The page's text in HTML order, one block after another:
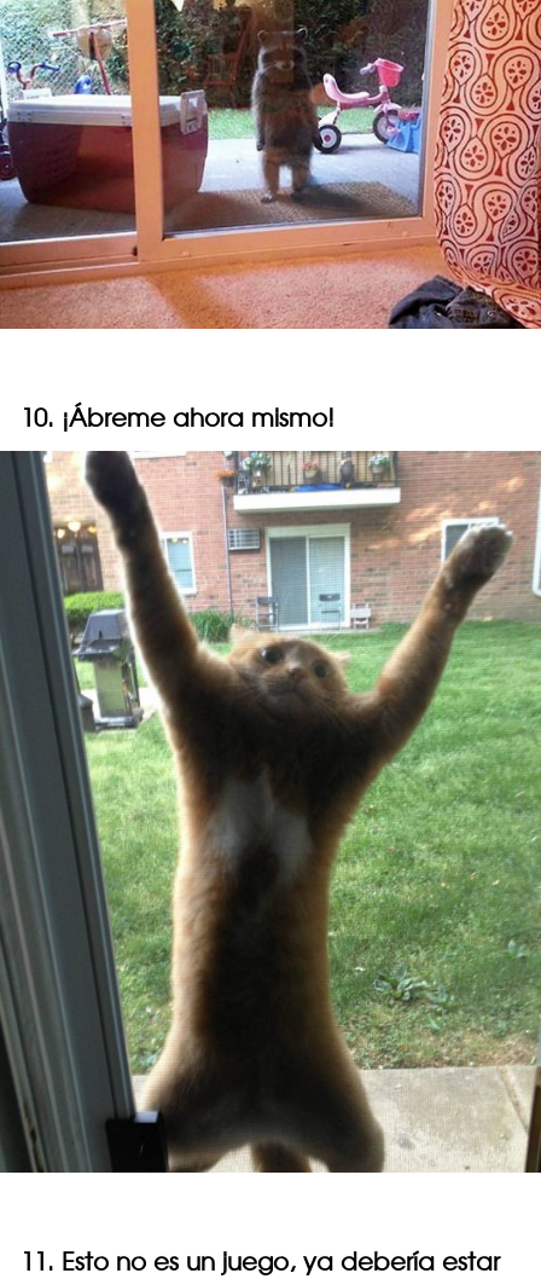
10. ¡Ábreme ahora mismo!
11. Esto no es un juego, ya debería estar